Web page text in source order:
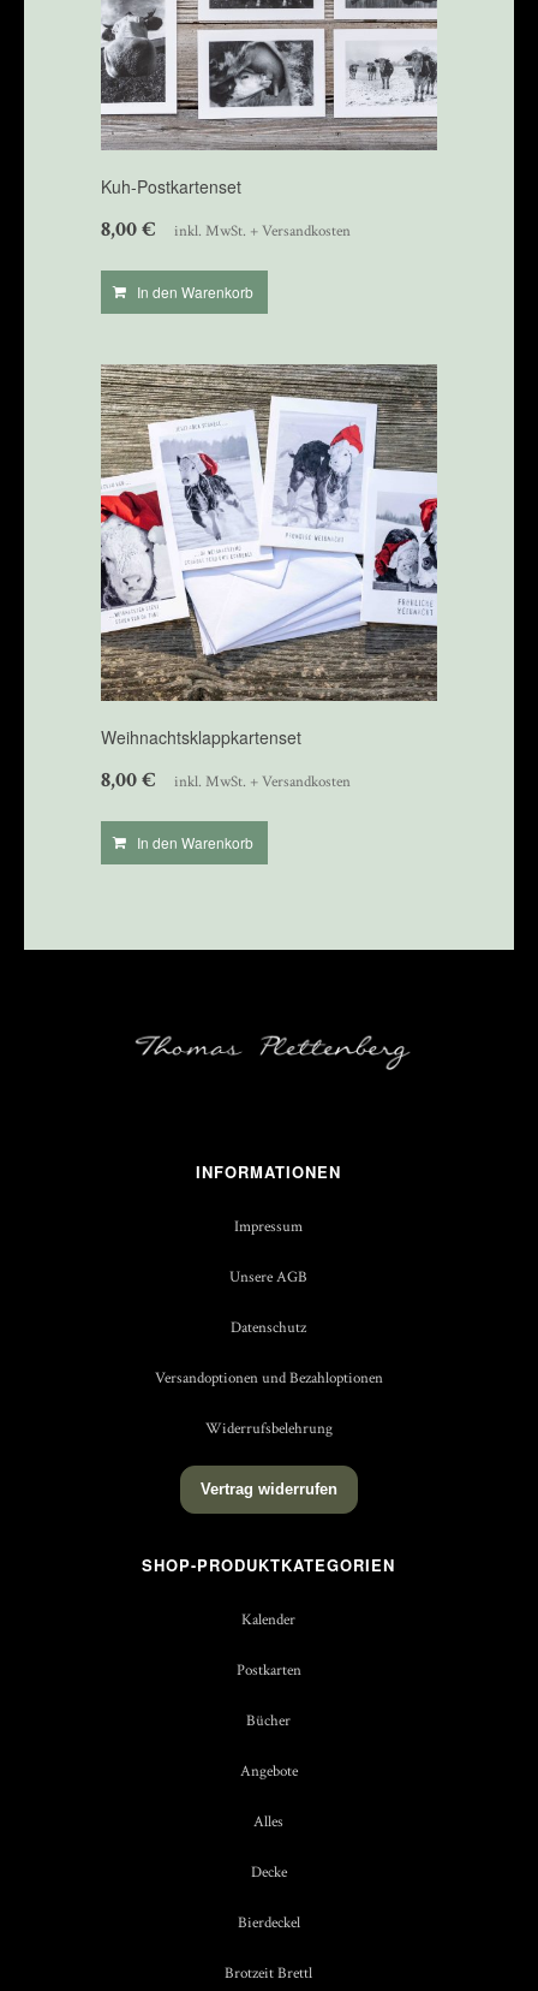
Kuh-Postkartenset
8,00€ inkl. MwSt. + Versandkosten
In den Warenkorb
Weihnachtsklappkartenset
8,00€ inkl. MwSt. + Versandkosten
In den Warenkorb
INFORMATIONEN
Impressum
Unsere AGB
Datenschutz
Versandoptionen und Bezahloptionen
Widerrufsbelehrung
Vertrag widerrufen
SHOP-PRODUKTKATEGORIEN
Kalender
Postkarten
Bücher
Angebote
Alles
Decke
Bierdeckel
Brotzeit Brettl